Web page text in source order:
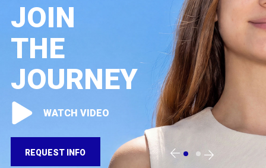
JOIN
THE
JOURNEY
WATCH VIDEO
REQUEST INFO